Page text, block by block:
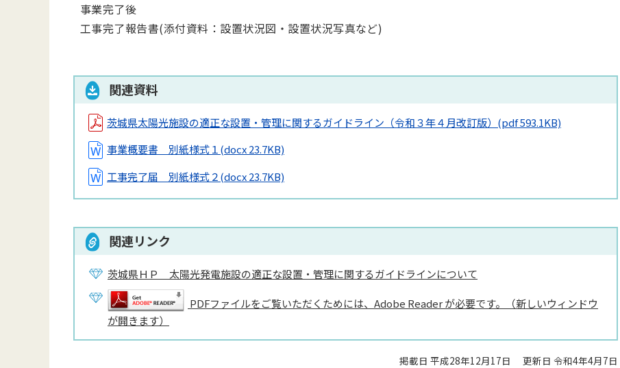
事業完了後
工事完了報告書(添付資料：設置状況図・設置状況写真など)
関連資料
茨城県太陽光施設の適正な設置・管理に関するガイドライン（令和３年４月改訂版） (pdf 593.1KB)
事業概要書 別紙様式１(docx 23.7KB)
工事完了届 別紙様式２(docx 23.7KB)
関連リンク
茨城県ＨＰ 太陽光発電施設の適正な設置・管理に関するガイドラインについて
PDFファイルをご覧いただくためには、Adobe Reader が必要です。（新しいウィンドウ
が開きます）
掲載日 平成28年12月17日 更新日 令和4年4月7日